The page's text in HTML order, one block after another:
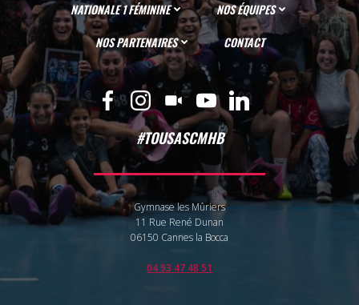
NATIONALE 1 FÉMININE
NOS ÉQUIPES
NOS PARTENAIRES
CONTACT
#TOUSASCMHB
Gymnase les Mûriers
11 Rue René Dunan
06150 Cannes la Bocca
04 93 47 48 51